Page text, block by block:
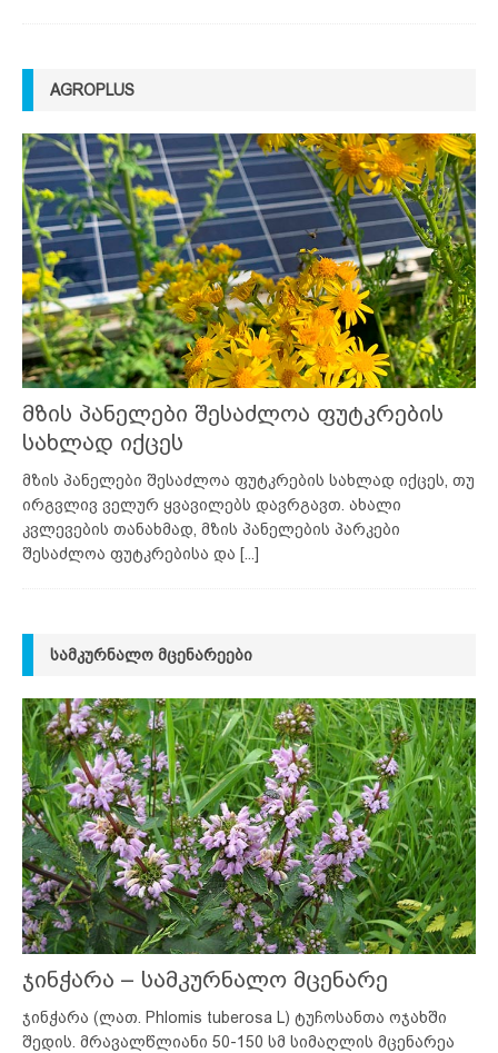
AGROPLUS
მზის პანელები შესაძლოა ფუტკრების
სახლად იქცეს
მზის პანელები შესაძლოა ფუტკრების სახლად იქცეს, თუ
ირგვლივ ველურ ყვავილებს დავრგავთ. ახალი
კვლევების თანახმად, მზის პანელების პარკები
შესაძლოა ფუტკრებისა და [...]
ᲡᲐᲛᲙᲣᲠᲜᲐᲚᲝ ᲛᲪᲔᲜᲐᲠᲔᲔᲑᲘ
ჯინჭარა – სამკურნალო მცენარე
ჯინჭარა (ლათ. Phlomis tuberosa L) ტუჩოსანთა ოჯახში
შედის. მრავალწლიანი 50-150 სმ სიმაღლის მცენარეა